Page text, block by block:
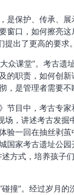
是保护、传承、
窗口，如何擦亮这
提出了更高的要求。
众课堂”。考古遗
的职责，如何创
，是管理者需要不
节目中，考古专
场，讲述考古发掘
验一回在抽丝剥
国家考古遗址公园
方式，培养孩子
撞”。经过岁月的